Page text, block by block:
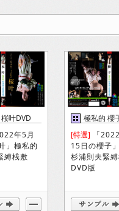
叶DVD
年5月
」極私的
縛桟敷
極私的 櫻
[特選] 「
15日の櫻子
杉浦則夫緊
DVD版